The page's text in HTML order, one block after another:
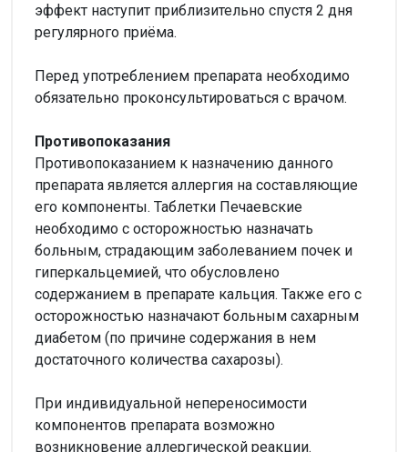
эффект наступит приблизительно спустя 2 дня
регулярного приёма.
Перед употреблением препарата необходимо
обязательно проконсультироваться с врачом.
Противопоказания
Противопоказанием к назначению данного
препарата является аллергия на составляющие
его компоненты. Таблетки Печаевские
необходимо с осторожностью назначать
больным, страдающим заболеванием почек и
гиперкальцемией, что обусловлено
содержанием в препарате кальция. Также его с
осторожностью назначают больным сахарным
диабетом (по причине содержания в нем
достаточного количества сахарозы).
При индивидуальной непереносимости
компонентов препарата возможно
возникновение аллергической реакции.